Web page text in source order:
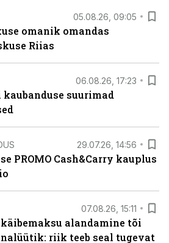
05.08.26, 09:05
omanik omandas
Riias
06.08.26, 17:23
kaubanduse suurimad
29.07.26, 14:56
PROMO Cash&Carry kauplus
07.08.26, 15:11
alandamine tõi
riik teeb seal tugevat